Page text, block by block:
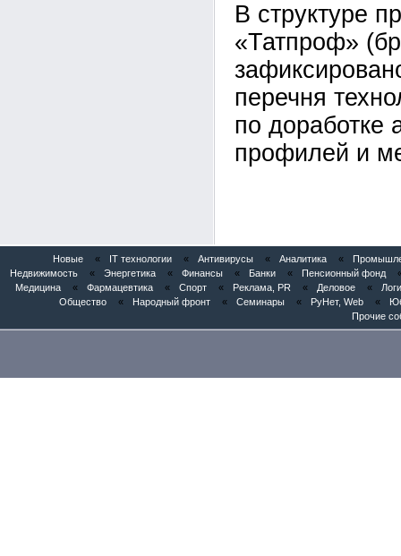
В структуре
«Татпроф»
перечня
по доработке
профилей и
Новые « IT технологии « Антивирусы « Аналитика «
Недвижимость
« Энергетика « Финансы « Банки « Пенсионный фонд
Медицина
« Фармацевтика « Спорт « Реклама, PR « Деловое «
Общество
« Народный фронт « Семинары « РуНет, Web «
Прочие